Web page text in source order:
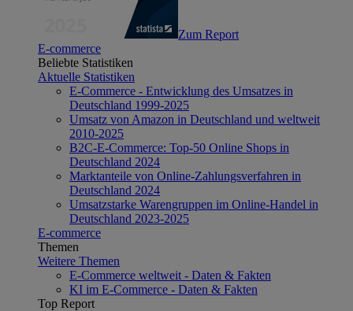
Zum Report
E-commerce
Beliebte Statistiken
Aktuelle Statistiken
E-Commerce - Entwicklung des Umsatzes in
Deutschland 1999-2025
Umsatz von Amazon in Deutschland und weltweit
2010-2025
B2C-E-Commerce: Top-50 Online Shops in
Deutschland 2024
Marktanteile von Online-Zahlungsverfahren in
Deutschland 2024
Umsatzstarke Warengruppen im Online-Handel in
Deutschland 2023-2025
E-commerce
Themen
Weitere Themen
E-Commerce weltweit - Daten & Fakten
KI im E-Commerce - Daten & Fakten
Top Report